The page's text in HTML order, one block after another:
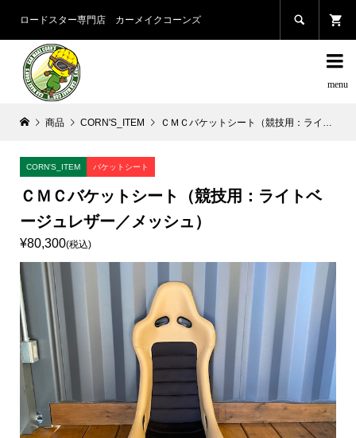
ロードスター専門店 カーメイクコーンズ 

商品 CORN'S_ITEM ＣＭＣバケットシート（競技用：ライトベージュレザー／メッシュ）
CORN'S_ITEM バケットシート
ＣＭＣバケットシート（競技用：ライトベ
ージュレザー／メッシュ）
¥80,300(税込)